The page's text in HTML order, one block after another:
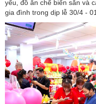
yếu, đồ ăn chế biến sẵn và
gia đình trong dịp lễ 30/4 -